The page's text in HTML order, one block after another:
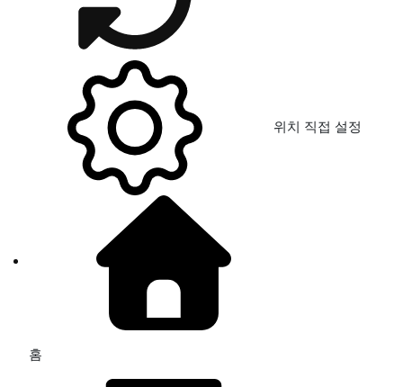
입/경력 #연령무관
성실하고 센스 있으신 여 관리사님 모십니다(동종업계 최
레인 아로마
#일당 300,000원
입/경력
#연령무관
성실하고 센스 있으신 여 관리사님 모십니다(동종업계 최
고대우)
#면접후결정
여성 관리사 구합니다.
​​20세 이상 성인여성이면 누구나 가능!​​ 분당 아이비테라피